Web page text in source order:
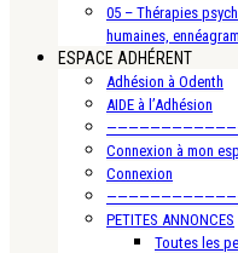
05 – Thérapies
humaines,
ESPACE ADHÉRENT
Adhésion à Odenth
AIDE à l’Adhésion
Connexion à mon
Connexion
PETITES ANNONCES
Toutes les